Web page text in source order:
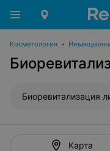
Косметология •
Биоревитализация
Карта